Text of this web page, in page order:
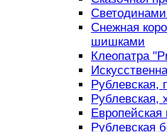
Снежная
шишками
Клеопатра
Рублевская,
Рублевская,
Рублевская